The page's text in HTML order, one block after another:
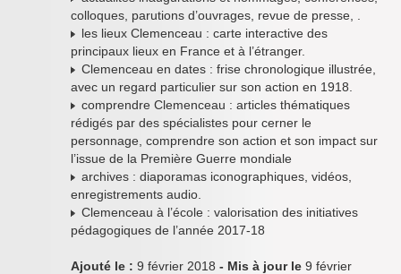
colloques, parutions d’ouvrages, revue de presse, .
les lieux Clemenceau : carte interactive des
principaux lieux en France et à l’étranger.
Clemenceau en dates : frise chronologique illustrée,
avec un regard particulier sur son action en 1918.
comprendre Clemenceau : articles thématiques
rédigés par des spécialistes pour cerner le
personnage, comprendre son action et son impact sur
l’issue de la Première Guerre mondiale
archives : diaporamas iconographiques, vidéos,
enregistrements audio.
Clemenceau à l’école : valorisation des initiatives
pédagogiques de l’année 2017-18
Ajouté le : 9 février 2018 - Mis à jour le 9 février